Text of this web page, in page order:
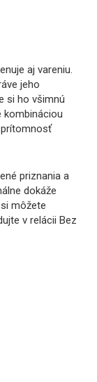
aj vareniu.
jeho
si ho všimnú
kombináciou
prítomnosť
priznania a
dokáže
môžete
v relácii Bez